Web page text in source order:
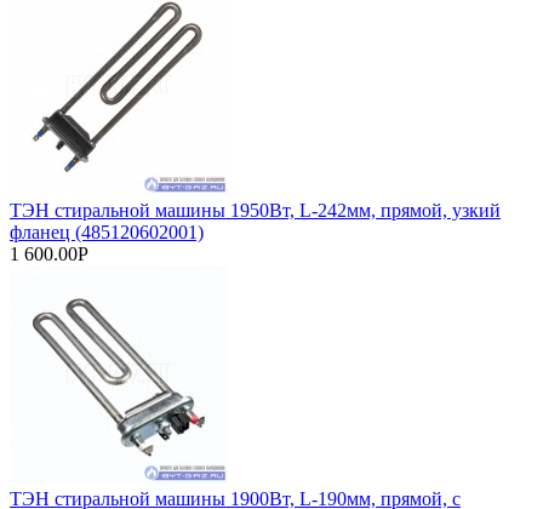
ТЭН стиральной машины 1950Вт, L-242мм, прямой, узкий
фланец (485120602001)
1 600.00Р
ТЭН стиральной машины 1900Вт, L-190мм, прямой, с